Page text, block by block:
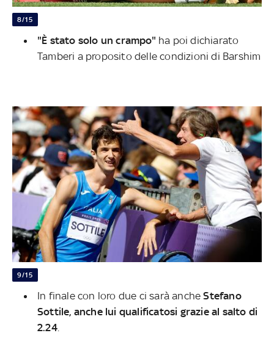
8/15
"È stato solo un crampo" ha poi dichiarato
Tamberi a proposito delle condizioni di Barshim
9/15
In finale con loro due ci sarà ancheStefano
Sottile, anche lui qualificatosi grazie al salto di
2.24.